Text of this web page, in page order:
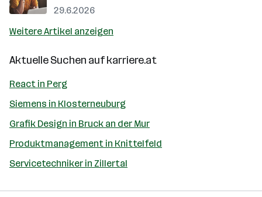
29.6.2026
Weitere Artikel anzeigen
Aktuelle Suchen aufkarriere.at
React in Perg
Siemens in Klosterneuburg
Grafik Design in Bruck an der Mur
Produktmanagement in Knittelfeld
Servicetechniker in Zillertal